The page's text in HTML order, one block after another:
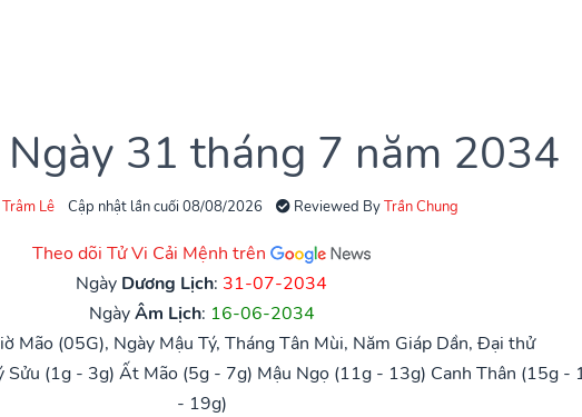
Ngày 31 tháng 7 năm 2034
Trâm Lê Cập nhật lần cuối 08/08/2026 Reviewed ByTrần Chung
Theo dõi Tử Vi Cải Mệnh trên
Ngày Dương Lịch: 31-07-2034
NgàyÂm Lịch: 16-06-2034
Mão (05G), Ngày Mậu Tý, Tháng Tân Mùi, Năm Giáp Dần, Đại thử
Sửu (1g - 3g) Ất Mão (5g - 7g) Mậu Ngọ (11g - 13g) Canh Thân (15g -
- 19g)